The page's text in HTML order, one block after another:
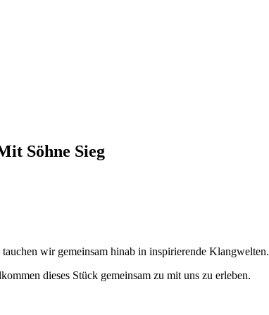
Söhne Sieg
wir gemeinsam hinab in inspirierende Klangwelten.
dieses Stück gemeinsam zu mit uns zu erleben.